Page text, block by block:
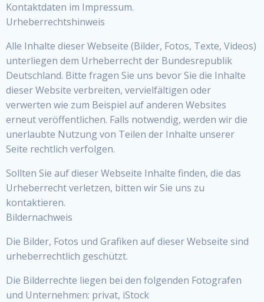
Kontaktdaten im Impressum.
Urheberrechtshinweis
Alle Inhalte dieser Webseite (Bilder, Fotos, Texte, Videos)
unterliegen dem Urheberrecht der Bundesrepublik
Deutschland. Bitte fragen Sie uns bevor Sie die Inhalte
dieser Website verbreiten, vervielfältigen oder
verwerten wie zum Beispiel auf anderen Websites
erneut veröffentlichen. Falls notwendig, werden wir die
unerlaubte Nutzung von Teilen der Inhalte unserer
Seite rechtlich verfolgen.
Sollten Sie auf dieser Webseite Inhalte finden, die das
Urheberrecht verletzen, bitten wir Sie uns zu
kontaktieren.
Bildernachweis
Die Bilder, Fotos und Grafiken auf dieser Webseite sind
urheberrechtlich geschützt.
Die Bilderrechte liegen bei den folgenden Fotografen
und Unternehmen: privat, iStock